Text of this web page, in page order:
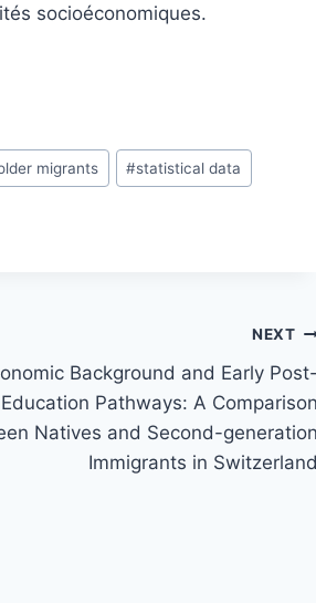
socioéconomiques.
migrants #statistical data
NEXT
Background and Early Post-
Pathways: A Comparison
Natives and Second-generation
Immigrants in Switzerland